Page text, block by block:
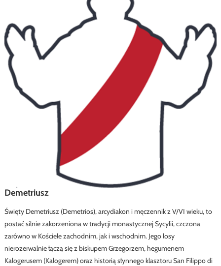
Demetriusz
Święty Demetriusz (Demetrios), arcydiakon i męczennik z V/VI wieku, to
postać silnie zakorzeniona w tradycji monastycznej Sycylii, czczona
zarówno w Kościele zachodnim, jak i wschodnim. Jego losy
nierozerwalnie łączą się z biskupem Grzegorzem, hegumenem
Kalogerusem (Kalogerem) oraz historią słynnego klasztoru San Filippo di